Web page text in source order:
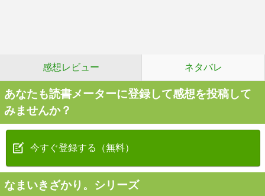
感想レビュー ネタバレ
あなたも読書メーターに登録して感想を投稿して
みませんか？
今すぐ登録する（無料）
なまいきざかり。シリーズ